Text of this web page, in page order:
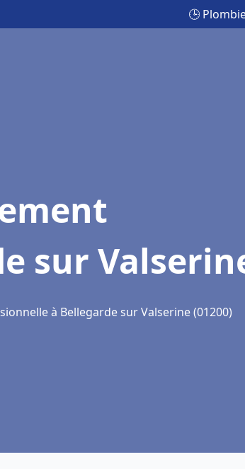
🕒
sur
à Bellegarde sur Valserine (01200)